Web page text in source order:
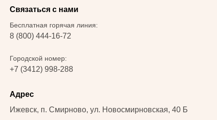
Связаться с нами
Бесплатная горячая линия:
8 (800) 444-16-72
Городской номер:
+7 (3412) 998-288
Адрес
Ижевск, п. Смирново, ул. Новосмирновская, 40 Б